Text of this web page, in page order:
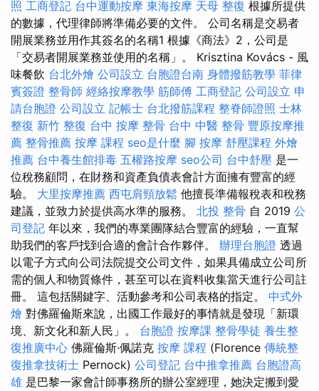
照 工商登記 台中運動按摩 東海按摩 天母 整復 根據所提供
的數據，代理律師將準備必要的文件。 公司名稱是交易者
開展業務並用作其簽名的名稱1 根據《商法》2，公司是
「交易者開展業務並使用的名稱」。 Krisztina Kovács - 風
味餐飲 台北外燴 公司設立 台胞證台南 身體撥筋教學 菲律
賓簽證 整骨師 經絡按摩教學 筋師傅 工商登記 公司設立 申
請台胞證 公司設立 記帳士 台北撥筋課程 整脊師證照 士林
整復 新竹 整復 台中 按摩 整骨 台中 中醫 整骨 豐原按摩推
薦 整骨推薦 按摩 課程 seo是什麼 腳 按摩 舒壓課程 外燴
推薦 台中養生館排毒 五權路按摩 seo公司 台中舒壓 是一
位稅務顧問，在財務和資產負債表會計方面擁有豐富的經
驗。 大里按摩推薦 西屯肩頸放鬆 他擅長準備報稅表和稅務
建議，並致力於提供高水準的服務。 北投 整骨 自 2019 公
司登記 年以來，我們的專業團隊結合豐富的經驗，一直幫
助我們的客戶找到合適的會計合作夥伴。 辦理台胞證 透過
以電子方式向公司法院提交公司文件，如果具備成立公司所
需的個人和物質條件，甚至可以在資料收集當天進行公司註
冊。 這包括關鍵字、活動參考和公司表格的指定。 中式外
燴 對佛羅倫斯來說，出國工作最好的事情就是發現「新環
境、新文化和新人民」。 台胞證 按摩課 整骨學徒 養生整
復推廣中心 佛羅倫斯·佩諾克 按摩 課程 (Florence 傳統整
復推拿技術士 Pernock) 公司登記 台中推拿推薦 台胞證高
雄 是巴黎一家會計師事務所的辦公室經理，她決定搬到愛